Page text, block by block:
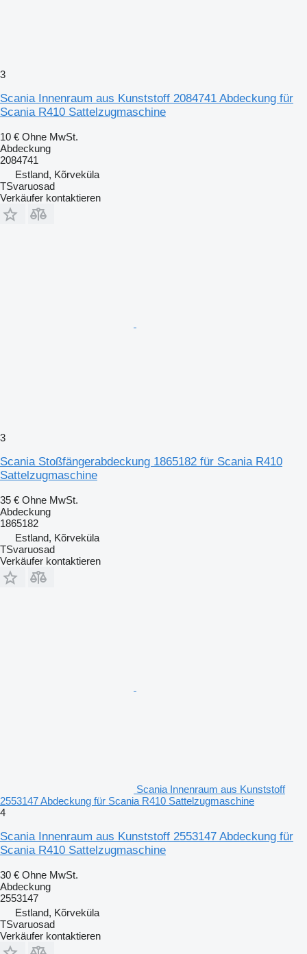
3
Scania Innenraum aus Kunststoff 2084741 Abdeckung für
Scania R410 Sattelzugmaschine
10 € Ohne MwSt.
Abdeckung
2084741
Estland, Kõrveküla
TSvaruosad
Verkäufer kontaktieren
3
Scania Stoßfängerabdeckung 1865182 für Scania R410
Sattelzugmaschine
35 € Ohne MwSt.
Abdeckung
1865182
Estland, Kõrveküla
TSvaruosad
Verkäufer kontaktieren
Scania Innenraum aus Kunststoff
2553147 Abdeckung für Scania R410 Sattelzugmaschine
4
Scania Innenraum aus Kunststoff 2553147 Abdeckung für
Scania R410 Sattelzugmaschine
30 € Ohne MwSt.
Abdeckung
2553147
Estland, Kõrveküla
TSvaruosad
Verkäufer kontaktieren